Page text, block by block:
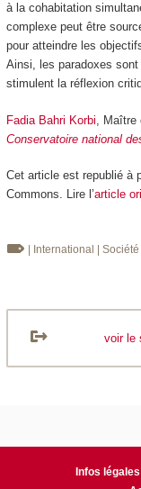
à la cohabitation
complexe peut être
pour atteindre les
Ainsi, les paradoxes
stimulent la réflexion
Fadia Bahri Korbi ,
Conservatoire national
Cet article est republié à
Commons. Lire l’article
| International | Société
voir le
Infos légales